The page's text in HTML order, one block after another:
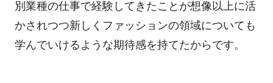
別業種の仕事で経験してきたことが想像以上に活
かされつつ新しくファッションの領域についても
学んでいけるような期待感を持てたからです。